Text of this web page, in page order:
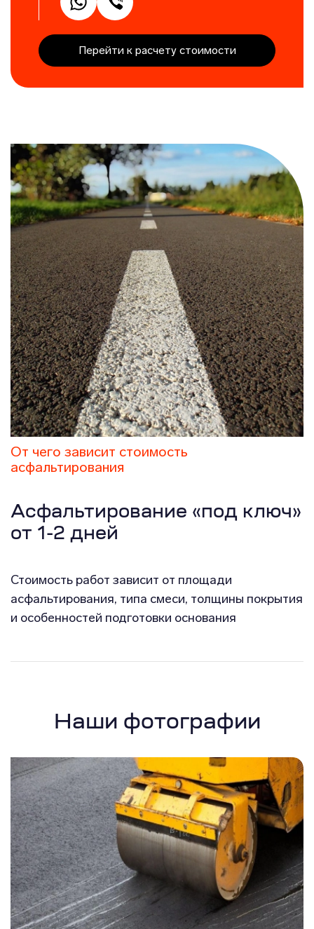
Перейти к расчету стоимости
От чего зависит стоимость
асфальтирования
Асфальтирование «под ключ»
от 1-2 дней
Стоимость работ зависит от площади
асфальтирования, типа смеси, толщины покрытия
и особенностей подготовки основания
Наши фотографии